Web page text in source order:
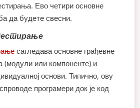
Ево четири основне
да будете свесни.
сагледава основне грађевне
(модули или компоненте) и
основи. Типично, ову
програмери док је код